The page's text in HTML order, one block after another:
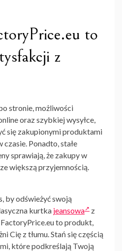
to
z
stronie, możliwości
oraz szybkiej wysyłce,
się zakupionymi produktami
Ponadto, stałe
sprawiają, że zakupy w
większą przyjemnością.
by odświeżyć swoją
kurtka jeansowa
z
to produkt,
Cię z tłumu. Stań się częścią
które podkreślają Twoją